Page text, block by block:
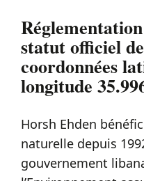
statut officiel
coordonnées
longitude
Horsh Ehden
naturelle depuis
gouvernement